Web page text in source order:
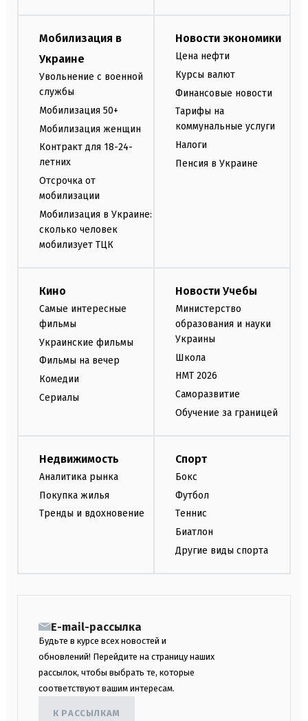
Мобилизация в
Украине
Увольнение с военной
службы
Мобилизация 50+
Мобилизация женщин
Контракт для 18-24-
летних
Отсрочка от
мобилизации
Мобилизация в Украине:
сколько человек
мобилизует ТЦК
Новости экономики
Цена нефти
Курсы валют
Финансовые новости
Тарифы на
коммунальные услуги
Налоги
Пенсия в Украине
Кино
Самые интересные
фильмы
Украинские фильмы
Фильмы на вечер
Комедии
Сериалы
Новости Учебы
Министерство
образования и науки
Украины
Школа
НМТ 2026
Саморазвитие
Обучение за границей
Недвижимость
Аналитика рынка
Покупка жилья
Тренды и вдохновение
Спорт
Бокс
Футбол
Теннис
Биатлон
Другие виды спорта
E-mail-рассылка
Будьте в курсе всех новостей и
обновлений! Перейдите на страницу наших
рассылок, чтобы выбрать те, которые
соответствуют вашим интересам.
К РАССЫЛКАМ